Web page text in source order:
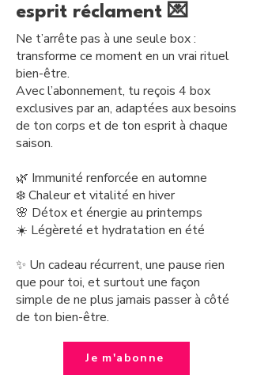
esprit réclament 💌
Ne t’arrête pas à une seule box :
transforme ce moment en un vrai rituel
bien-être.
Avec l’abonnement, tu reçois 4 box
exclusives par an, adaptées aux besoins
de ton corps et de ton esprit à chaque
saison.
🌿 Immunité renforcée en automne
❄️ Chaleur et vitalité en hiver
🌸 Détox et énergie au printemps
☀️ Légèreté et hydratation en été
✨ Un cadeau récurrent, une pause rien
que pour toi, et surtout une façon
simple de ne plus jamais passer à côté
de ton bien-être.
Je m'abonne